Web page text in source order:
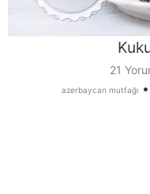
21
azerbaycan mutfağı•